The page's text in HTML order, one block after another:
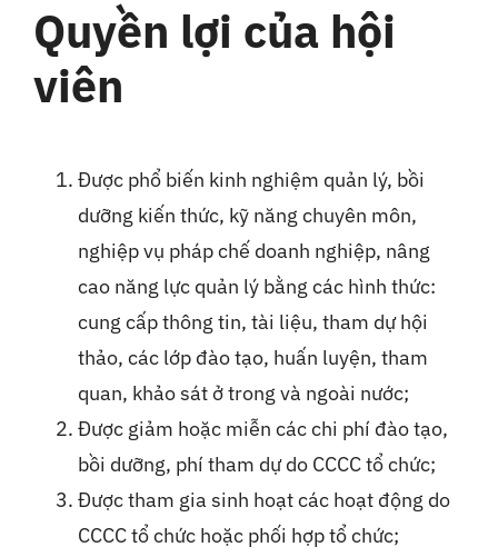
Quyền lợi của hội
viên
Được phổ biến kinh nghiệm quản lý, bồi
dưỡng kiến thức, kỹ năng chuyên môn,
nghiệp vụ pháp chế doanh nghiệp, nâng
cao năng lực quản lý bằng các hình thức:
cung cấp thông tin, tài liệu, tham dự hội
thảo, các lớp đào tạo, huấn luyện, tham
quan, khảo sát ở trong và ngoài nước;
Được giảm hoặc miễn các chi phí đào tạo,
bồi dưỡng, phí tham dự do CCCC tổ chức;
Được tham gia sinh hoạt các hoạt động do
CCCC tổ chức hoặc phối hợp tổ chức;